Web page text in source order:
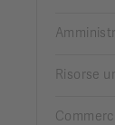
Risorse